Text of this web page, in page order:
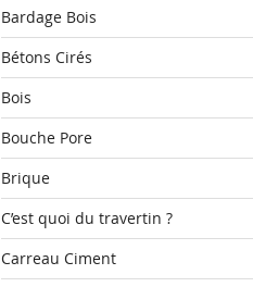
Bardage Bois
Bétons Cirés
Bois
Bouche Pore
Brique
C’est quoi du travertin ?
Carreau Ciment